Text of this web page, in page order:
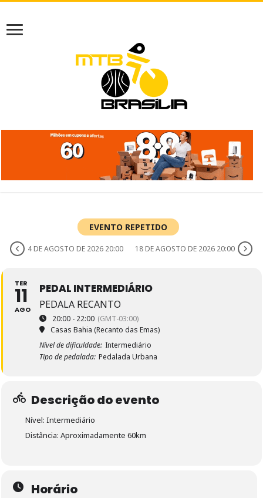
EVENTO REPETIDO
4 DE AGOSTO DE 2026 20:00 18 DE AGOSTO DE 2026 20:00
TER
11
AGO
PEDAL INTERMEDIÁRIO
PEDALA RECANTO
20:00 - 22:00 (GMT-03:00)
Casas Bahia (Recanto das Emas)
Nível de dificuldade: Intermediário
Tipo de pedalada: Pedalada Urbana
Descrição do evento
Nível: Intermediário
Distância: Aproximadamente 60km
Horário